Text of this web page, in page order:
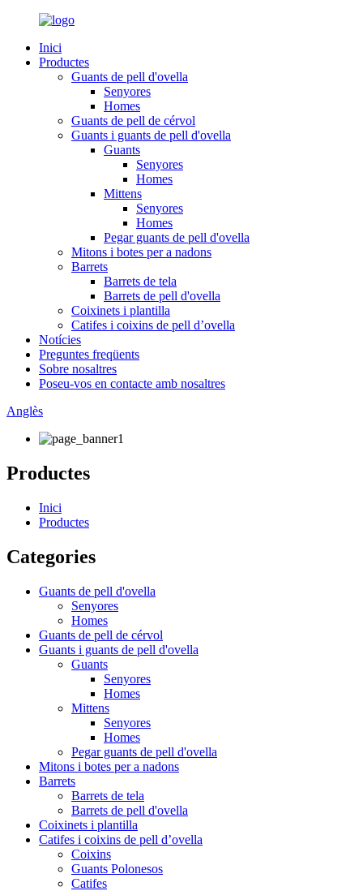
Inici
Productes
Guants de pell d'ovella
Senyores
Homes
Guants de pell de cérvol
Guants i guants de pell d'ovella
Guants
Senyores
Homes
Mittens
Senyores
Homes
Pegar guants de pell d'ovella
Mitons i botes per a nadons
Barrets
Barrets de tela
Barrets de pell d'ovella
Coixinets i plantilla
Catifes i coixins de pell d’ovella
Notícies
Preguntes freqüents
Sobre nosaltres
Poseu-vos en contacte amb nosaltres
Anglès
Productes
Inici
Productes
Categories
Guants de pell d'ovella
Senyores
Homes
Guants de pell de cérvol
Guants i guants de pell d'ovella
Guants
Senyores
Homes
Mittens
Senyores
Homes
Pegar guants de pell d'ovella
Mitons i botes per a nadons
Barrets
Barrets de tela
Barrets de pell d'ovella
Coixinets i plantilla
Catifes i coixins de pell d’ovella
Coixins
Guants Polonesos
Catifes